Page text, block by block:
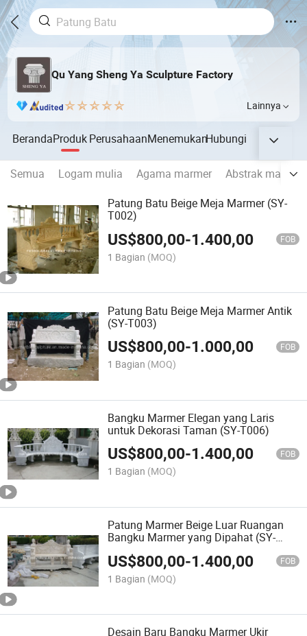
Qu Yang Sheng Ya Sculpture Factory
Lainnya
BerandaProdukPerusahaanMenemukanHubungi
Semua Logam mulia Agama marmer
Abstrak marmer
Patung Batu Beige Meja Marmer (SY-
T002)
US$800,00-1.400,00 FOB
1 Bagian (MOQ)
Patung Batu Beige Meja Marmer Antik
(SY-T003)
US$800,00-1.000,00 FOB
1 Bagian (MOQ)
Bangku Marmer Elegan yang Laris
untuk Dekorasi Taman (SY-T006)
US$800,00-1.400,00 FOB
1 Bagian (MOQ)
Patung Marmer Beige Luar Ruangan
Bangku Marmer yang Dipahat (SY-
US$800,00-1.400,00 FOB
1 Bagian (MOQ)
Desain Baru Bangku Marmer Ukir